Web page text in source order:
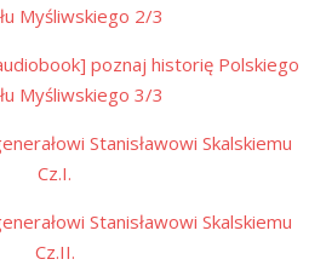
Myśliwskiego 2/3
poznaj historię Polskiego
Myśliwskiego 3/3
Stanisławowi Skalskiemu
Cz.I.
Stanisławowi Skalskiemu
Cz.II.